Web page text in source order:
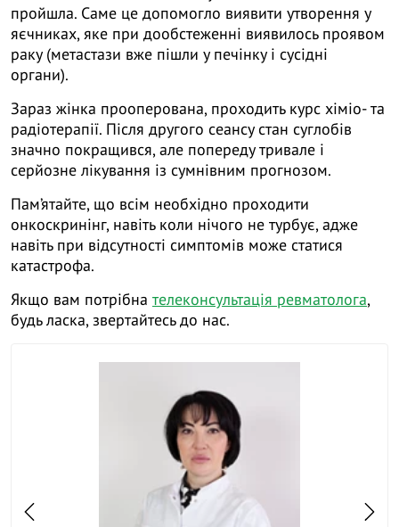
пройшла. Саме це допомогло виявити утворення у
яєчниках, яке при дообстеженні виявилось проявом
раку (метастази вже пішли у печінку і сусідні
органи).
Зараз жінка прооперована, проходить курс хіміо- та
радіотерапії. Після другого сеансу стан суглобів
значно покращився, але попереду тривале і
серйозне лікування із сумнівним прогнозом.
Пам’ятайте, що всім необхідно проходити
онкоскринінг, навіть коли нічого не турбує, адже
навіть при відсутності симптомів може статися
катастрофа.
Якщо вам потрібна телеконсультація ревматолога,
будь ласка, звертайтесь до нас.